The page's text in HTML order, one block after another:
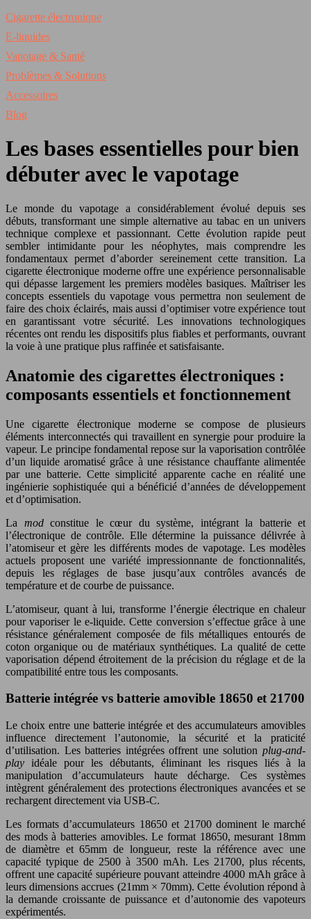
Cigarette électronique
E-liquides
Vapotage & Santé
Problèmes & Solutions
Accessoires
Blog
Les bases essentielles pour bien
débuter avec le vapotage
Le monde du vapotage a considérablement évolué depuis ses
débuts, transformant une simple alternative au tabac en un univers
technique complexe et passionnant. Cette évolution rapide peut
sembler intimidante pour les néophytes, mais comprendre les
fondamentaux permet d’aborder sereinement cette transition. La
cigarette électronique moderne offre une expérience personnalisable
qui dépasse largement les premiers modèles basiques. Maîtriser les
concepts essentiels du vapotage vous permettra non seulement de
faire des choix éclairés, mais aussi d’optimiser votre expérience tout
en garantissant votre sécurité. Les innovations technologiques
récentes ont rendu les dispositifs plus fiables et performants, ouvrant
la voie à une pratique plus raffinée et satisfaisante.
Anatomie des cigarettes électroniques :
composants essentiels et fonctionnement
Une cigarette électronique moderne se compose de plusieurs
éléments interconnectés qui travaillent en synergie pour produire la
vapeur. Le principe fondamental repose sur la vaporisation contrôlée
d’un liquide aromatisé grâce à une résistance chauffante alimentée
par une batterie. Cette simplicité apparente cache en réalité une
ingénierie sophistiquée qui a bénéficié d’années de développement
et d’optimisation.
La modconstitue le cœur du système, intégrant la batterie et
l’électronique de contrôle. Elle détermine la puissance délivrée à
l’atomiseur et gère les différents modes de vapotage. Les modèles
actuels proposent une variété impressionnante de fonctionnalités,
depuis les réglages de base jusqu’aux contrôles avancés de
température et de courbe de puissance.
L’atomiseur, quant à lui, transforme l’énergie électrique en chaleur
pour vaporiser le e-liquide. Cette conversion s’effectue grâce à une
résistance généralement composée de fils métalliques entourés de
coton organique ou de matériaux synthétiques. La qualité de cette
vaporisation dépend étroitement de la précision du réglage et de la
compatibilité entre tous les composants.
Batterie intégrée vs batterie amovible 18650 et 21700
Le choix entre une batterie intégrée et des accumulateurs amovibles
influence directement l’autonomie, la sécurité et la praticité
d’utilisation. Les batteries intégrées offrent une solution plug-and-
play idéale pour les débutants, éliminant les risques liés à la
manipulation d’accumulateurs haute décharge. Ces systèmes
intègrent généralement des protections électroniques avancées et se
rechargent directement via USB-C.
Les formats d’accumulateurs 18650 et 21700 dominent le marché
des mods à batteries amovibles. Le format 18650, mesurant 18mm
de diamètre et 65mm de longueur, reste la référence avec une
capacité typique de 2500 à 3500 mAh. Les 21700, plus récents,
offrent une capacité supérieure pouvant atteindre 4000 mAh grâce à
leurs dimensions accrues (21mm × 70mm). Cette évolution répond à
la demande croissante de puissance et d’autonomie des vapoteurs
expérimentés.